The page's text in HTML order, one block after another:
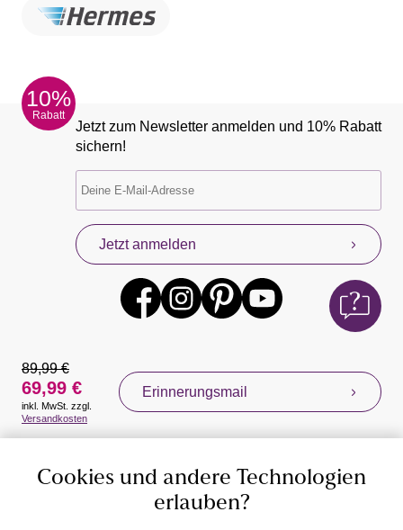
10%
Rabatt
Jetzt zum Newsletter anmelden und 10% Rabatt
sichern!
Jetzt anmelden
Auszeichnungen
89,99 €
69,99 €
inkl. MwSt. zzgl.
Versandkosten
Erinnerungsmail
Cookies und andere Technologien
erlauben?